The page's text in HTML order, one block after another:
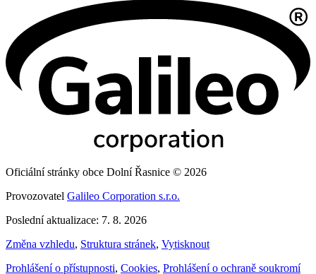
Oficiální stránky obce Dolní Řasnice © 2026
Provozovatel Galileo Corporation s.r.o.
Poslední aktualizace: 7. 8. 2026
Změna vzhledu, Struktura stránek, Vytisknout
Prohlášení o přístupnosti, Cookies, Prohlášení o ochraně soukromí